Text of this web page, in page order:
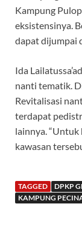
Kampung
eksistensinya.
dapat dijumpai
Ida
nanti tematik.
Revitalisasi
terdapat
lainnya. “Untuk
kawasan
TAGGED DPKP
KAMPUNG